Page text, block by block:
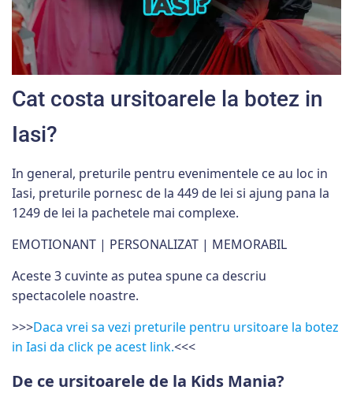
Cat costa ursitoarele la botez in
Iasi?
In general, preturile pentru evenimentele ce au loc in
Iasi, preturile pornesc de la 449 de lei si ajung pana la
1249 de lei la pachetele mai complexe.
EMOTIONANT | PERSONALIZAT | MEMORABIL
Aceste 3 cuvinte as putea spune ca descriu
spectacolele noastre.
>>>Daca vrei sa vezi preturile pentru ursitoare la botez
in Iasi da click pe acest link.<<<
De ce ursitoarele de la Kids Mania?